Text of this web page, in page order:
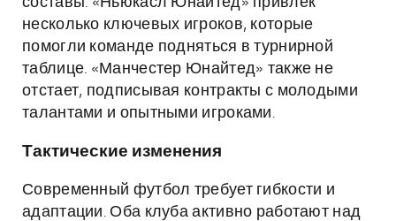
несколько ключевых игроков, которые
помогли команде подняться в турнирной
таблице. «Манчестер Юнайтед» также не
отстает, подписывая контракты с молодыми
талантами и опытными игроками.
Тактические изменения
Современный футбол требует гибкости и
адаптации. Оба клуба активно работают над